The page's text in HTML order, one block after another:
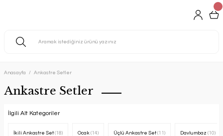
Anasayfa Ankastre Setler
Ankastre Setler
İlgili Alt Kategoriler
İkili Ankastre Set (18) Ocak (14) Üçlü Ankastre Set (11) Davlumbaz (10)